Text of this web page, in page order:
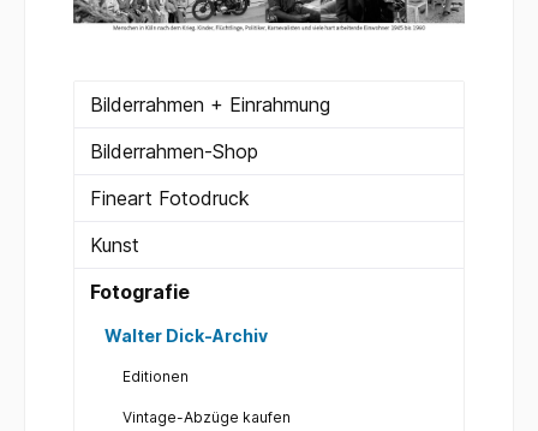
Bilderrahmen + Einrahmung
Bilderrahmen-Shop
Fineart Fotodruck
Kunst
Fotografie
Walter Dick-Archiv
Editionen
Vintage-Abzüge kaufen